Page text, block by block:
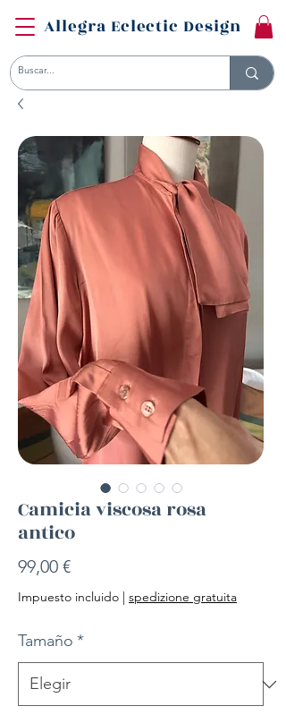
Allegra Eclectic Design
Camicia viscosa rosa
antico
99,00 €Precio
Impuesto incluido | spedizione gratuita
Tamaño *